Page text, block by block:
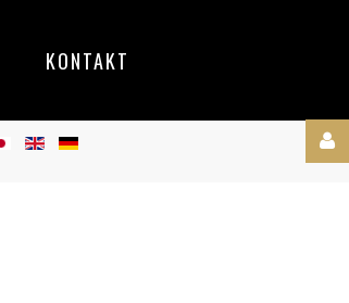
KONTAKT